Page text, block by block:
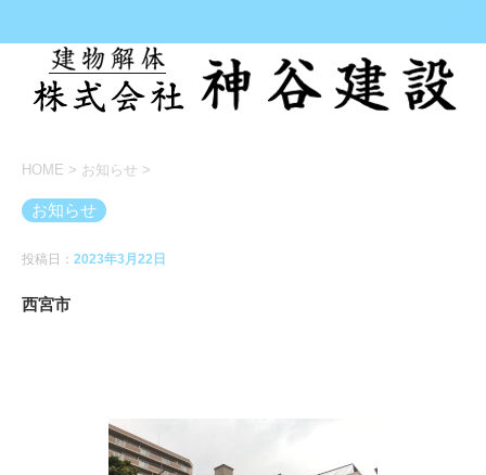
HOME > お知らせ >
お知らせ
投稿日： 2023年3月22日
西宮市